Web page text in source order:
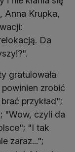
Anna Krupka,
Da
gratulowała
zrobić
przykład";
"Wow, czyli da
"I tak
zaraz...";